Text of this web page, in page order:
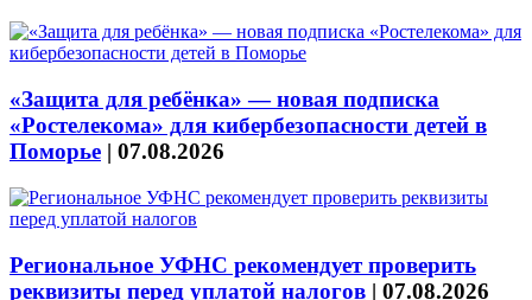
«Защита для ребёнка» — новая подписка
«Ростелекома» для кибербезопасности детей в
Поморье | 07.08.2026
Региональное УФНС рекомендует проверить
реквизиты перед уплатой налогов | 07.08.2026